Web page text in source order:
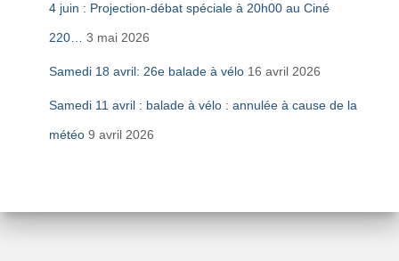
4 juin : Projection-débat spéciale à 20h00 au Ciné
220… 3 mai 2026
Samedi 18 avril: 26e balade à vélo 16 avril 2026
Samedi 11 avril : balade à vélo : annulée à cause de la
météo 9 avril 2026